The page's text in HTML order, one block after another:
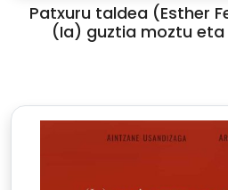
Patxuru taldea (Esther
(Ia) guztia moztu